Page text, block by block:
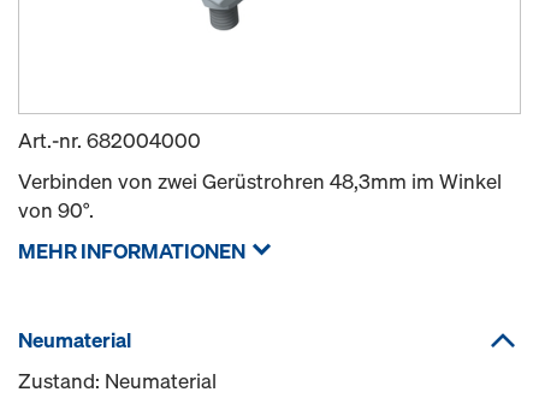
Art.-nr. 682004000
Verbinden von zwei Gerüstrohren 48,3mm im Winkel
von 90°.
MEHR INFORMATIONEN
Neumaterial
Zustand: Neumaterial